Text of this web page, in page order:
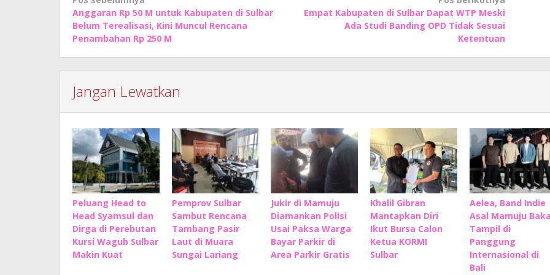
pos
Anggaran Rp 50 M untuk Kabupaten di Sulbar
Belum Terealisasi, Kini Muncul Rencana
Penambahan Rp 250 M
Empat Kabupaten di Sulbar Dapat WTP Meski
Ada Studi Banding OPD Tidak Sesuai
Ketentuan
Jangan Lewatkan
Peluang Head to
Head Syamsul dan
Dirga di Perebutan
Kursi Wagub Sulbar
Makin Kuat
Pemprov Sulbar
Sambut Rencana
Tambang Pasir
Laut di Muara
Sungai Lariang
Jukir di Mamuju
Diamankan Polisi
Usai Paksa Warga
Bayar Parkir di
Area Parkir Gratis
Khalil Gibran
Mantapkan Diri
Ikut Bursa Calon
Ketua KORMI
Sulbar
Aelea, Band Indie
Asal Mamuju
Tampil di
Panggung
Internasional di
Bali